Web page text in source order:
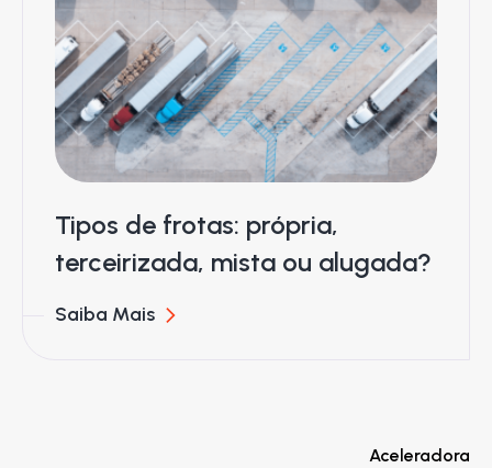
Tipos de frotas: própria,
terceirizada, mista ou alugada?
Saiba Mais
Aceleradora